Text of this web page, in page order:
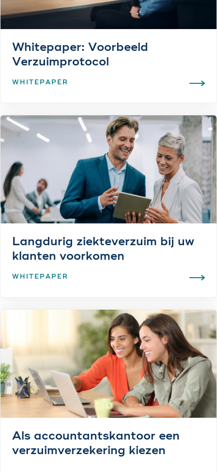
Whitepaper: Voorbeeld
Verzuimprotocol
WHITEPAPER
Langdurig ziekteverzuim bij uw
klanten voorkomen
WHITEPAPER
Als accountantskantoor een
verzuimverzekering kiezen